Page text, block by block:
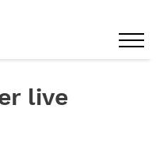
live